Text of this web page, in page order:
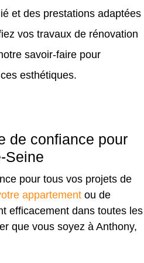
et des prestations adaptées
vos travaux de rénovation
savoir-faire pour
esthétiques.
de confiance pour
Seine
pour tous vos projets de
appartement ou de
efficacement dans toutes les
que vous soyez à Anthony,